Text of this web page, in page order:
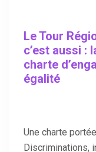
Le Tour
c’est aussi :
charte
égalité
Une charte
Discriminations,